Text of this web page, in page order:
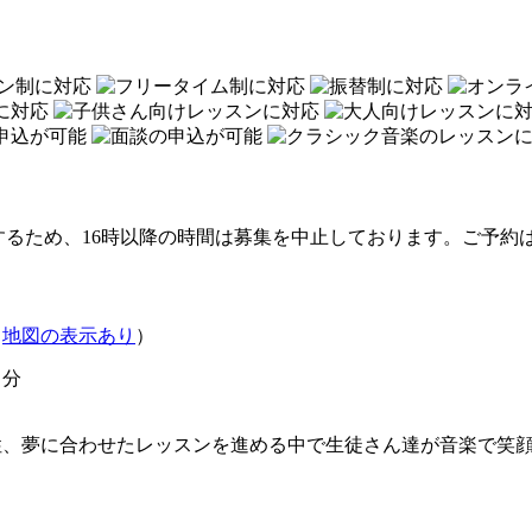
ため、16時以降の時間は募集を中止しております。ご予約
地図の表示あり ）
夢に合わせたレッスンを進める中で生徒さん達が音楽で笑